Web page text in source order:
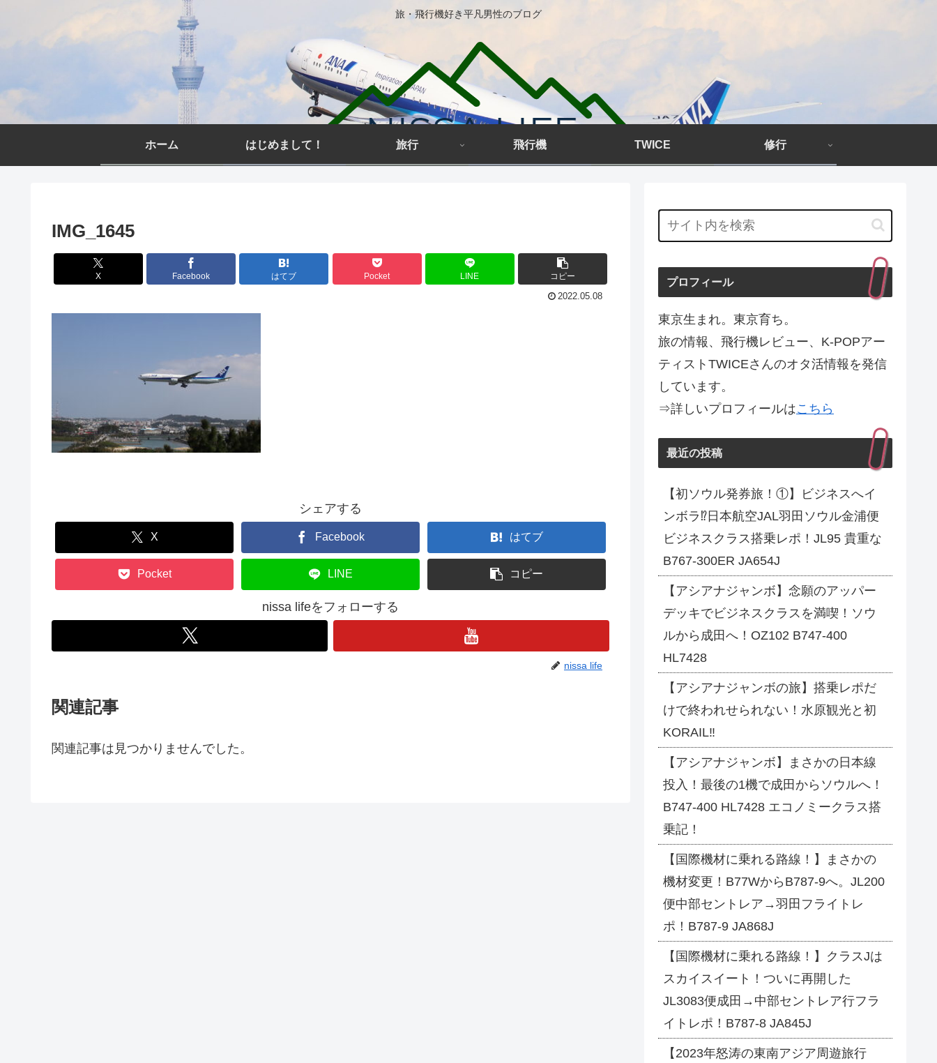
旅・飛行機好き平凡男性のブログ
ホーム はじめまして！ 旅行 飛行機 TWICE 修行
IMG_1645
X Facebook はてブ Pocket LINE コピー
2022.05.08
シェアする
X Facebook はてブ
Pocket LINE コピー
nissa lifeをフォローする
nissa life
関連記事
関連記事は見つかりませんでした。
プロフィール
東京生まれ。東京育ち。
旅の情報、飛行機レビュー、K-POPアー
ティストTWICEさんのオタ活情報を発信
しています。
⇒詳しいプロフィールはこちら
最近の投稿
【初ソウル発券旅！①】ビジネスへイ
ンボラ⁉日本航空JAL羽田ソウル金浦便
ビジネスクラス搭乗レポ！JL95 貴重な
B767-300ER JA654J
【アシアナジャンボ】念願のアッパー
デッキでビジネスクラスを満喫！ソウ
ルから成田へ！OZ102 B747-400
HL7428
【アシアナジャンボの旅】搭乗レポだ
けで終われせられない！水原観光と初
KORAIL‼
【アシアナジャンボ】まさかの日本線
投入！最後の1機で成田からソウルへ！
B747-400 HL7428 エコノミークラス搭
乗記！
【国際機材に乗れる路線！】まさかの
機材変更！B77WからB787-9へ。JL200
便中部セントレア→羽田フライトレ
ポ！B787-9 JA868J
【国際機材に乗れる路線！】クラスJは
スカイスイート！ついに再開した
JL3083便成田→中部セントレア行フラ
イトレポ！B787-8 JA845J
【2023年怒涛の東南アジア周遊旅行